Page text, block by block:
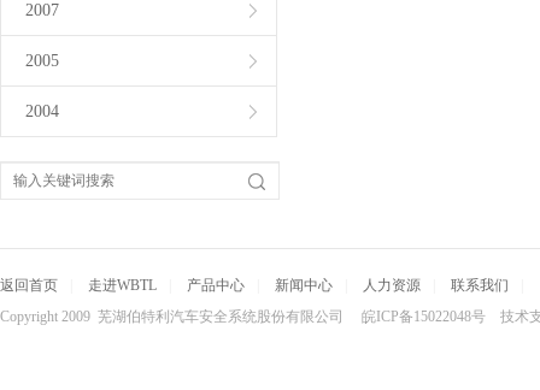
2007
2005
2004
返回首页 走进WBTL 产品中心 新闻中心 人力资源 联系我们
Copyright 2009 芜湖伯特利汽车安全系统股份有限公司 皖ICP备15022048号 技术